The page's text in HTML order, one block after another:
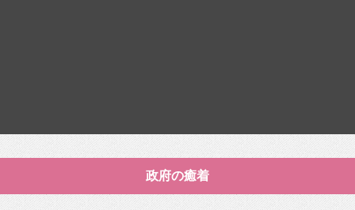
政府の癒着